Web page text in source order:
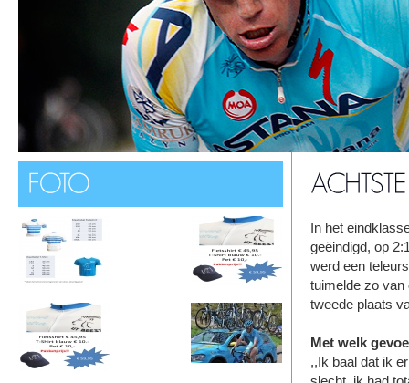
In het
geëindigd, op
werd een
tuimelde zo van
tweede plaats
Met welk
,,Ik baal dat ik